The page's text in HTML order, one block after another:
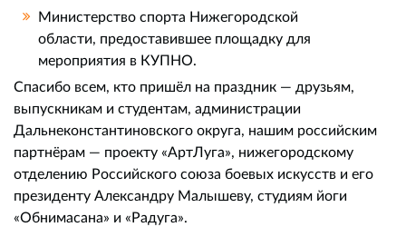
Министерство спорта Нижегородской
области, предоставившее площадку для
мероприятия в КУПНО.
Спасибо всем, кто пришёл на праздник — друзьям,
выпускникам и студентам, администрации
Дальнеконстантиновского округа, нашим российским
партнёрам — проекту «АртЛуга», нижегородскому
отделению Российского союза боевых искусств и его
президенту Александру Малышеву, студиям йоги
«Обнимасана» и «Радуга».